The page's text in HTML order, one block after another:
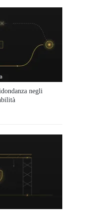
negli